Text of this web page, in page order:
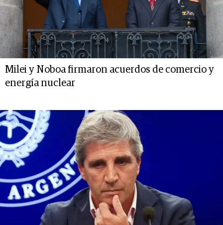
Milei y Noboa firmaron acuerdos de comercio y
energía nuclear